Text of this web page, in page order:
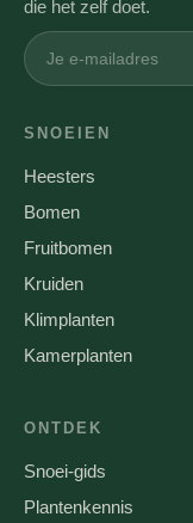
die het zelf doet.
SNOEIEN
Heesters
Bomen
Fruitbomen
Kruiden
Klimplanten
Kamerplanten
ONTDEK
Snoei-gids
Plantenkennis